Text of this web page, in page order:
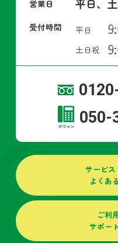
営業日 平日、
受付時間
平日
土日祝
050-
サービス
よくあ
ご利
サポー